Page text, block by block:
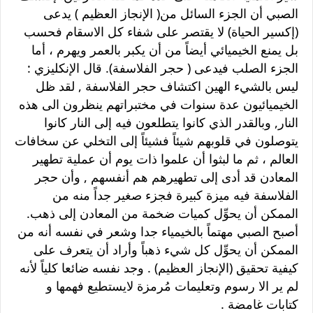
الصبي أن الجزء السائل من( الإنجاز العظيم ) يدعى
(إكسير الحياة) لا يقتصر على شفاء كل الاسقام فحسب
بل يمنع الخيميائي أيضاً من أن يكبر بالعمر ويهرم ، أما
الجزء الصلب فيدعى ( حجر الفلاسفة). قال الإنكليزي :
ليس بالشيء الهين اكتشاف حجر الفلاسفة , لقد ظل
الخيميائيون عدة سنوات في مختبراتهم ينظرون الى هذه
النار, وبالقدر الذي كانوا يتطلعون فيه إلى النار كانوا
يتوصلون في قلوبهم شيئاً فشيئاً إلى التخلي عن سخافات
العالم ، ثم ما لبثوا أن علموا ذات يوم أن عملية تطهير
المعادن قد أدى إلى تطهيرهم هم أنفسهم , وأن حجر
الفلاسفة فيه ميزة كبيرة فجزء صغير جداً منه من
الممكن أن يحوِّل كميات ضخمة من المعادن إلى ذهب.
أصبح الصبي مهتماً بالخيمياء جدا وشعر في نفسه أنه من
الممكن أن يحوِّل كل شيء ذهباً وأراد أن يتعرف على
كيفية تحقيق (الإنجاز العظيم) . وجد نفسه ضائعا كلياً لأنه
لم ير الا رسوم وتعليمات مُرمزة لايستطيع فهمها و
كتابات غامضة .